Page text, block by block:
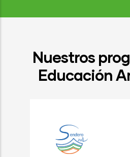
Nuestros
Educación